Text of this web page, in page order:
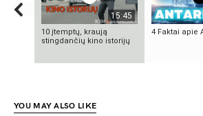
15:45
10 įtemptų, kraują
stingdančių kino istorijų
4 Faktai apie
YOU MAY ALSO LIKE